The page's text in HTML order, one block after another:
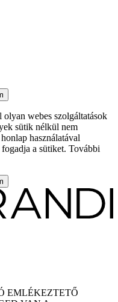
webes szolgáltatások
sütik nélkül nem
használatával
a sütiket. További
EMLÉKEZTETŐ